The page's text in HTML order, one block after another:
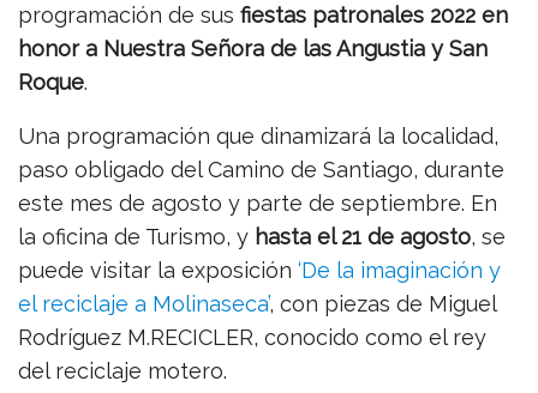
programación de sus fiestas patronales 2022 en
honor a Nuestra Señora de las Angustia y San
Roque.
Una programación que dinamizará la localidad,
paso obligado del Camino de Santiago, durante
este mes de agosto y parte de septiembre. En
la oficina de Turismo, y hasta el 21 de agosto, se
puede visitar la exposición ‘De la imaginación y
el reciclaje a Molinaseca’, con piezas de Miguel
Rodríguez M.RECICLER, conocido como el rey
del reciclaje motero.